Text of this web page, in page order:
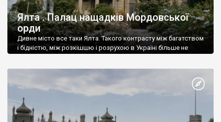
Ялта . Палац нащадків Мордовської
орди
Дивне місто все таки Ялта. Такого контрасту між багатством
і бідністю, між розкішшю і розрухою в Україні більше не